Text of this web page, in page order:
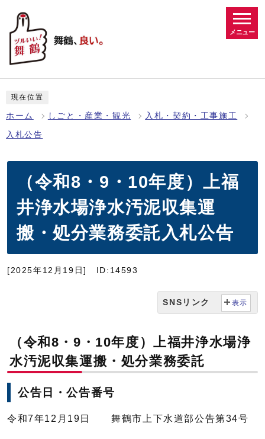
メニュー
現在位置
ホーム しごと・産業・観光 入札・契約・工事施工
入札公告
（令和8・9・10年度）上福
井浄水場浄水汚泥収集運
搬・処分業務委託入札公告
[2025年12月19日] ID:14593
SNSリンク 表示
（令和8・9・10年度）上福井浄水場浄
水汚泥収集運搬・処分業務委託
公告日・公告番号
令和7年12月19日 舞鶴市上下水道部公告第34号